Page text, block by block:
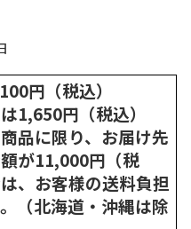
円（税込）
1,650円（税込）
品に限り、お届け先
が11,000円（税
、お客様の送料負担
（北海道・沖縄は除